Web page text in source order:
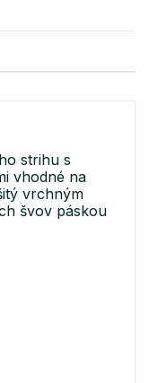
strihu s
vhodné na
vrchným
švov páskou